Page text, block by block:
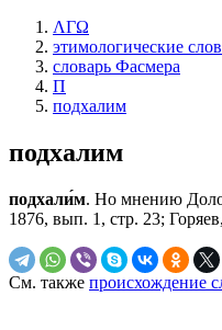
ΛΓΩ
этимологические
словарь Фасмера
П
подхалим
подхалим
подхали́м. Но мнению
1876, вып. 1, стр. 23;
См. также происхождение